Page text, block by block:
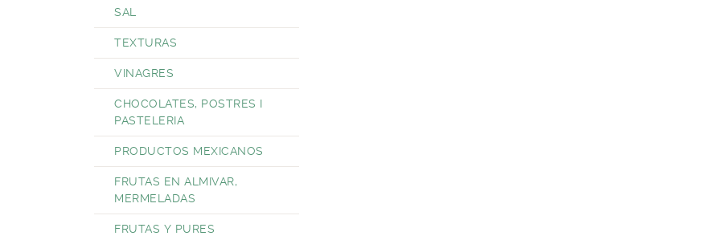
SAL
TEXTURAS
VINAGRES
CHOCOLATES, POSTRES I
PASTELERIA
PRODUCTOS MEXICANOS
FRUTAS EN ALMIVAR,
MERMELADAS
FRUTAS Y PURES